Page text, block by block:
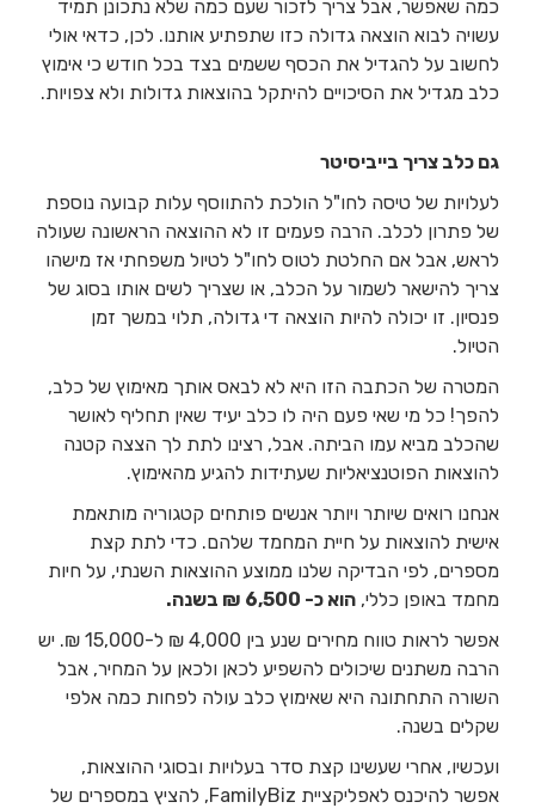
כמה שאפשר, אבל צריך לזכור שעם כמה שלא נתכונן תמיד
עשויה לבוא הוצאה גדולה כזו שתפתיע אותנו. לכן, כדאי אולי
לחשוב על להגדיל את הכסף ששמים בצד בכל חודש כי אימוץ
כלב מגדיל את הסיכויים להיתקל בהוצאות גדולות ולא צפויות.
גם כלב צריך בייביסיטר
לעלויות של טיסה לחו"ל הולכת להתווסף עלות קבועה נוספת
של פתרון לכלב. הרבה פעמים זו לא ההוצאה הראשונה שעולה
לראש, אבל אם החלטת לטוס לחו"ל לטיול משפחתי אז מישהו
צריך להישאר לשמור על הכלב, או שצריך לשים אותו בסוג של
פנסיון. זו יכולה להיות הוצאה די גדולה, תלוי במשך זמן
הטיול.
המטרה של הכתבה הזו היא לא לבאס אותך מאימוץ של כלב,
להפך! כל מי שאי פעם היה לו כלב יעיד שאין תחליף לאושר
שהכלב מביא עמו הביתה. אבל, רצינו לתת לך הצצה קטנה
להוצאות הפוטנציאליות שעתידות להגיע מהאימוץ.
אנחנו רואים שיותר ויותר אנשים פותחים קטגוריה מותאמת
אישית להוצאות על חיית המחמד שלהם. כדי לתת קצת
מספרים, לפי הבדיקה שלנו ממוצע ההוצאות השנתי, על חיות
מחמד באופן כללי, הוא כ- 6,500 ₪ בשנה.
אפשר לראות טווח מחירים שנע בין 4,000 ₪ ל-15,000 ₪. יש
הרבה משתנים שיכולים להשפיע לכאן ולכאן על המחיר, אבל
השורה התחתונה היא שאימוץ כלב עולה לפחות כמה אלפי
שקלים בשנה.
ועכשיו, אחרי שעשינו קצת סדר בעלויות ובסוגי ההוצאות,
אפשר להיכנס לאפליקציית FamilyBiz, להציץ במספרים של